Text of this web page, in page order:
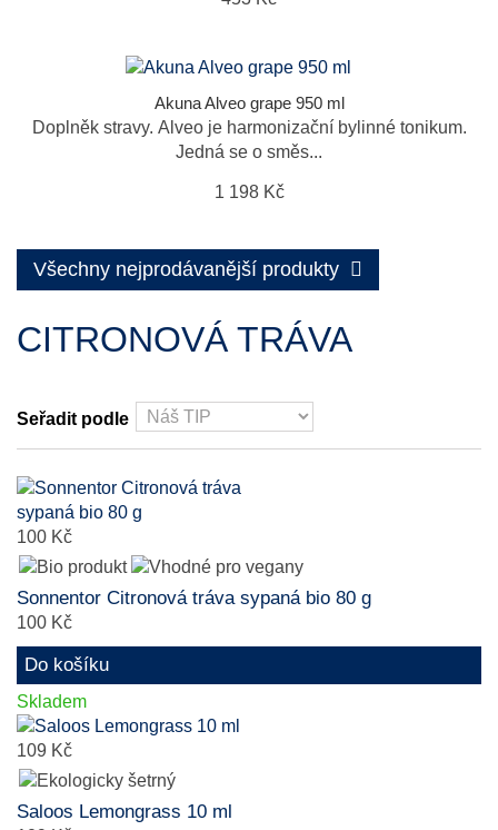
Akuna Alveo grape 950 ml
Doplněk stravy. Alveo je harmonizační bylinné tonikum.
Jedná se o směs...
1 198 Kč
Všechny nejprodávanější produkty
CITRONOVÁ TRÁVA
Seřadit podle
100 Kč
Sonnentor Citronová tráva sypaná bio 80 g
100 Kč
Do košíku
Skladem
109 Kč
Saloos Lemongrass 10 ml